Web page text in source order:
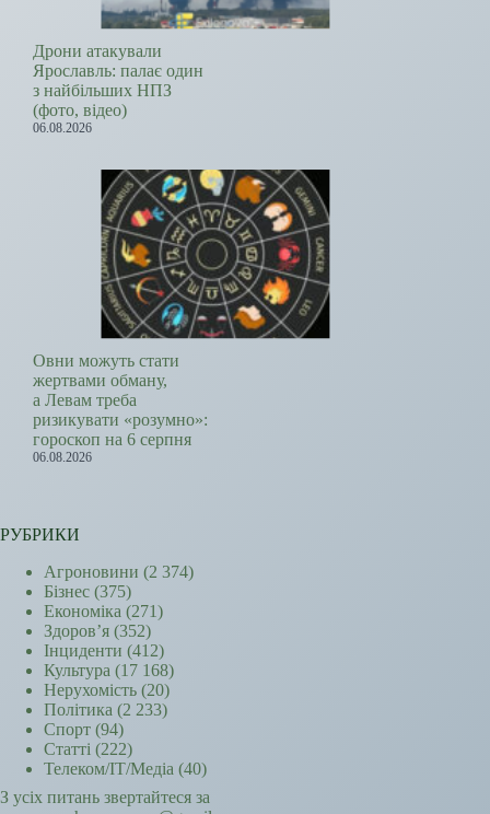
Дрони атакували
Ярославль: палає один
з найбільших НПЗ
(фото, відео)
06.08.2026
Овни можуть стати
жертвами обману,
а Левам треба
ризикувати «розумно»:
гороскоп на 6 серпня
06.08.2026
РУБРИКИ
Агроновини (2 374)
Бізнес (375)
Економіка (271)
Здоров’я (352)
Інциденти (412)
Культура (17 168)
Нерухомість (20)
Політика (2 233)
Спорт (94)
Статті (222)
Телеком/ІТ/Медіа (40)
З усіх питань звертайтеся за